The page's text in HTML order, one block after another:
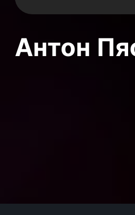
Антон